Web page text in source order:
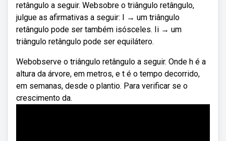
retângulo a seguir. Websobre o triângulo retângulo,
julgue as afirmativas a seguir: I → um triângulo
retângulo pode ser também isósceles. Ii → um
triângulo retângulo pode ser equilátero.
Webobserve o triângulo retângulo a seguir. Onde h é a
altura da árvore, em metros, e t é o tempo decorrido,
em semanas, desde o plantio. Para verificar se o
crescimento da.